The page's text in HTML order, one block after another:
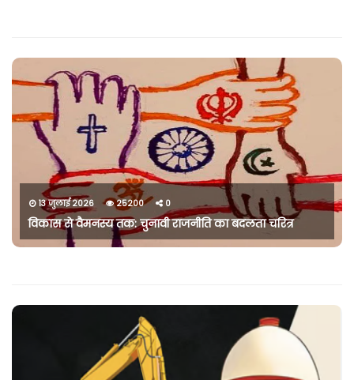
13 जुलाई 2026 25200 0
विकास से वैमनस्य तक: चुनावी राजनीति का बदलता चरित्र